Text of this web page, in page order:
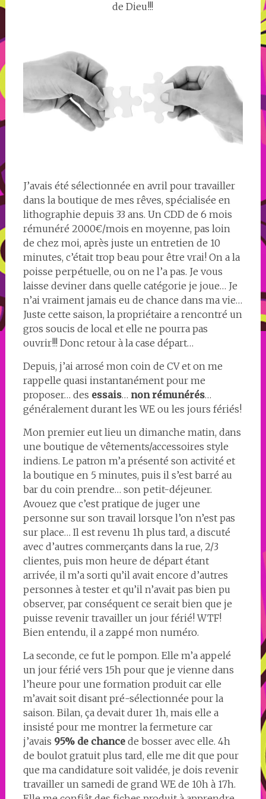
de Dieu!!!
J’avais été sélectionnée en avril pour travailler
dans la boutique de mes rêves, spécialisée en
lithographie depuis 33 ans. Un CDD de 6 mois
rémunéré 2000€/mois en moyenne, pas loin
de chez moi, après juste un entretien de 10
minutes, c’était trop beau pour être vrai! On a la
poisse perpétuelle, ou on ne l’a pas. Je vous
laisse deviner dans quelle catégorie je joue… Je
n’ai vraiment jamais eu de chance dans ma vie…
Juste cette saison, la propriétaire a rencontré un
gros soucis de local et elle ne pourra pas
ouvrir!!! Donc retour à la case départ…
Depuis, j’ai arrosé mon coin de CV et on me
rappelle quasi instantanément pour me
proposer… des essais… non rémunérés…
généralement durant les WE ou les jours fériés!
Mon premier eut lieu un dimanche matin, dans
une boutique de vêtements/accessoires style
indiens. Le patron m’a présenté son activité et
la boutique en 5 minutes, puis il s’est barré au
bar du coin prendre… son petit-déjeuner.
Avouez que c’est pratique de juger une
personne sur son travail lorsque l’on n’est pas
sur place… Il est revenu 1h plus tard, a discuté
avec d’autres commerçants dans la rue, 2/3
clientes, puis mon heure de départ étant
arrivée, il m’a sorti qu’il avait encore d’autres
personnes à tester et qu’il n’avait pas bien pu
observer, par conséquent ce serait bien que je
puisse revenir travailler un jour férié! WTF!
Bien entendu, il a zappé mon numéro.
La seconde, ce fut le pompon. Elle m’a appelé
un jour férié vers 15h pour que je vienne dans
l’heure pour une formation produit car elle
m’avait soit disant pré-sélectionnée pour la
saison. Bilan, ça devait durer 1h, mais elle a
insisté pour me montrer la fermeture car
j’avais 95% de chancede bosser avec elle. 4h
de boulot gratuit plus tard, elle me dit que pour
que ma candidature soit validée, je dois revenir
travailler un samedi de grand WE de 10h à 17h.